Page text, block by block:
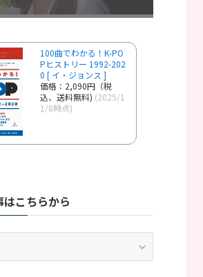
100曲でわかる！K-PO
Pヒストリー 1992-202
0 [ イ・ジョンス ]
価格：2,090円（税
込、送料無料) (2025/1
1/8時点)
こちらから